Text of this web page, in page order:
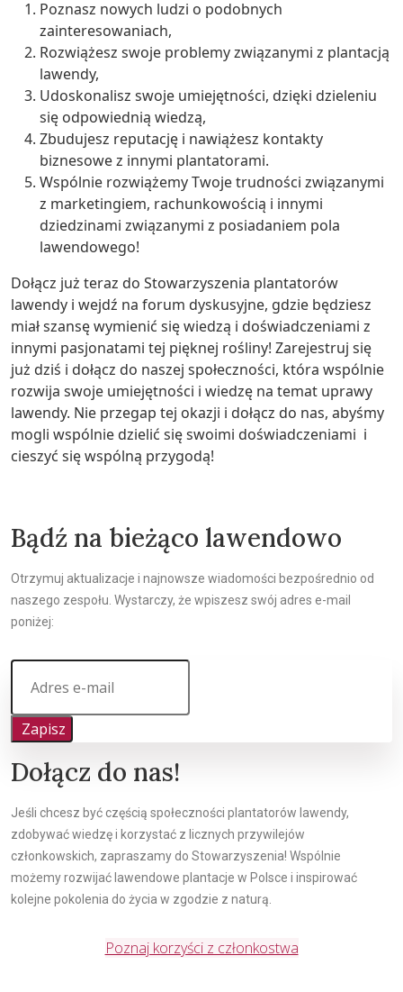
Poznasz nowych ludzi o podobnych
zainteresowaniach,
Rozwiążesz swoje problemy związanymi z plantacją
lawendy,
Udoskonalisz swoje umiejętności, dzięki dzieleniu
się odpowiednią wiedzą,
Zbudujesz reputację i nawiążesz kontakty
biznesowe z innymi plantatorami.
Wspólnie rozwiążemy Twoje trudności związanymi
z marketingiem, rachunkowością i innymi
dziedzinami związanymi z posiadaniem pola
lawendowego!
Dołącz już teraz do Stowarzyszenia plantatorów
lawendy i wejdź na forum dyskusyjne, gdzie będziesz
miał szansę wymienić się wiedzą i doświadczeniami z
innymi pasjonatami tej pięknej rośliny! Zarejestruj się
już dziś i dołącz do naszej społeczności, która wspólnie
rozwija swoje umiejętności i wiedzę na temat uprawy
lawendy. Nie przegap tej okazji i dołącz do nas, abyśmy
mogli wspólnie dzielić się swoimi doświadczeniami i
cieszyć się wspólną przygodą!
Bądź na bieżąco lawendowo
Otrzymuj aktualizacje i najnowsze wiadomości bezpośrednio od
naszego zespołu. Wystarczy, że wpiszesz swój adres e-mail
poniżej:
Zapisz
Dołącz do nas!
Jeśli chcesz być częścią społeczności plantatorów lawendy,
zdobywać wiedzę i korzystać z licznych przywilejów
członkowskich, zapraszamy do Stowarzyszenia! Wspólnie
możemy rozwijać lawendowe plantacje w Polsce i inspirować
kolejne pokolenia do życia w zgodzie z naturą.
Poznaj korzyści z członkostwa